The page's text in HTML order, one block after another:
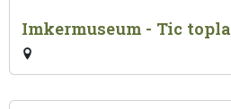
Imkermuseum - Tic topla